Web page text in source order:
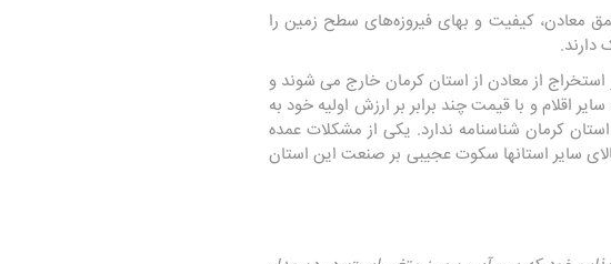
معادن، کیفیت و بهای فیروزه‌های سطح زمین را
دارند.
از معادن از استان کرمان خارج می شوند و
و با قیمت چند برابر بر ارزش اولیه خود به
کرمان شناسنامه ندارد. یکی از مشکلات عمده
سایر استانها سکوت عجیبی بر صنعت این استان